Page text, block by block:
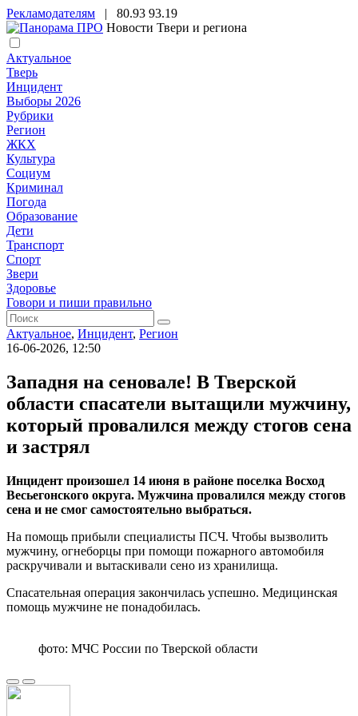
Рекламодателям | 80.93 93.19
Новости Твери и региона
Актуальное
Тверь
Инцидент
Выборы 2026
Рубрики
Регион
ЖКХ
Культура
Социум
Криминал
Погода
Образование
Дети
Транспорт
Спорт
Звери
Здоровье
Говори и пиши правильно
Актуальное, Инцидент, Регион
16-06-2026, 12:50
Западня на сеновале! В Тверской
области спасатели вытащили мужчину,
который провалился между стогов сена
и застрял
Инцидент произошел 14 июня в районе поселка Восход
Весьегонского округа. Мужчина провалился между стогов
сена и не смог самостоятельно выбраться.
На помощь прибыли специалисты ПСЧ. Чтобы вызволить
мужчину, огнеборцы при помощи пожарного автомобиля
раскручивали и вытаскивали сено из хранилища.
Спасательная операция закончилась успешно. Медицинская
помощь мужчине не понадобилась.
фото: МЧС России по Тверской области